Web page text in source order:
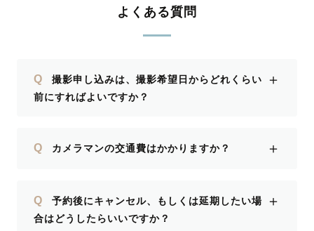
よくある質問
Q
撮影申し込みは、撮影希望日からどれくらい
前にすればよいですか？
＋
Q カメラマンの交通費はかかりますか？ ＋
Q
予約後にキャンセル、もしくは延期したい場
合はどうしたらいいですか？
＋